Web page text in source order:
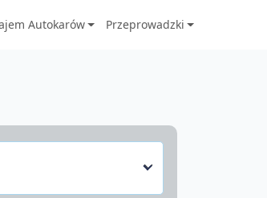
Autokarów Przeprowadzki